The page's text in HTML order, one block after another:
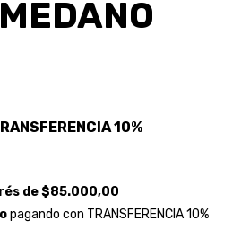
10%
de$85.000,00
pagando con TRANSFERENCIA 10%